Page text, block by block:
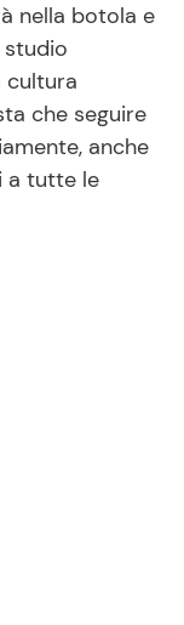
nella botola e
cultura
che seguire
anche
a tutte le